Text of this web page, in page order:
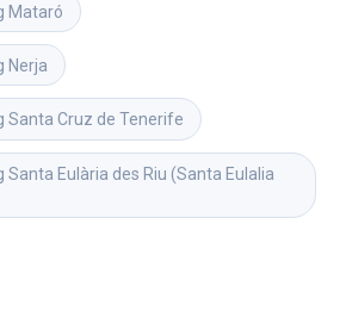
Mataró
Nerja
Santa Cruz de Tenerife
Santa Eulària des Riu (Santa Eulalia